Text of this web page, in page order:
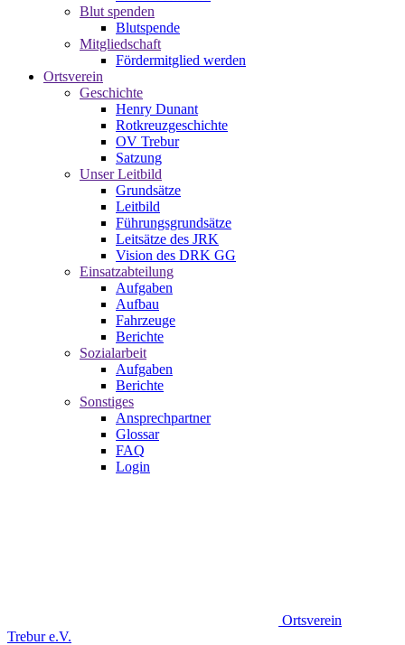
Blut spenden
Blutspende
Mitgliedschaft
Fördermitglied werden
Ortsverein
Geschichte
Henry Dunant
Rotkreuzgeschichte
OV Trebur
Satzung
Unser Leitbild
Grundsätze
Leitbild
Führungsgrundsätze
Leitsätze des JRK
Vision des DRK GG
Einsatzabteilung
Aufgaben
Aufbau
Fahrzeuge
Berichte
Sozialarbeit
Aufgaben
Berichte
Sonstiges
Ansprechpartner
Glossar
FAQ
Login
Ortsverein
Trebur e.V.